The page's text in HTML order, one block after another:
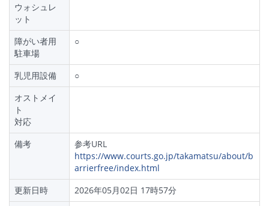
ウォシュレ
ット
障がい者用
駐車場
○
乳児用設備
○
オストメイ
ト
対応
備考
参考URL
https://www.courts.go.jp/takamatsu/about/b
arrierfree/index.html
更新日時
2026年05月02日 17時57分